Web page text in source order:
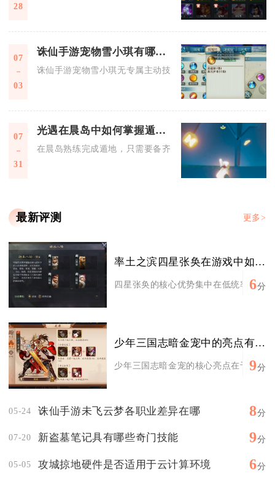
28
07
03
诛仙手游宠物雪小琪有哪些技能
诛仙手游宠物雪小琪无专属主动技能，核心为健体型通用技
07
31
光遇在晨岛中如何掌握遁地技巧
在晨岛熟练完成遁地，只需要备齐矮人形态与警惕站姿，找
最新评测 更多>
率土之滨四星张奂在游戏中如何发挥优势
四星张奂的核心优势集中在低统率成本
6分
少年三国志暗金宠中的亮点有哪些
少年三国志暗金宠的核心亮点在于专属
9分
05-24 诛仙手游未飞云梦各职业差异在哪 8分
07-20 新盗墓笔记具有哪些奇门技能 9分
05-05 攻城掠地硬件是否适用于云计算环境 6分